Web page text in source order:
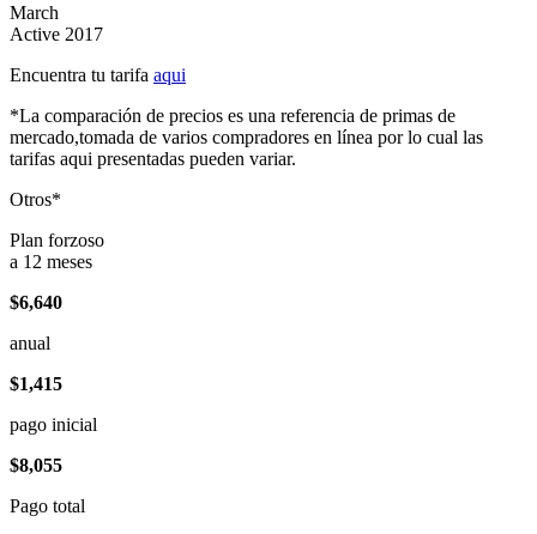
March
Active 2017
Encuentra tu tarifa aqui
*La comparación de precios es una referencia de primas de
mercado,tomada de varios compradores en línea por lo cual las
tarifas aqui presentadas pueden variar.
Otros*
Plan forzoso
a 12 meses
$6,640
anual
$1,415
pago inicial
$8,055
Pago total